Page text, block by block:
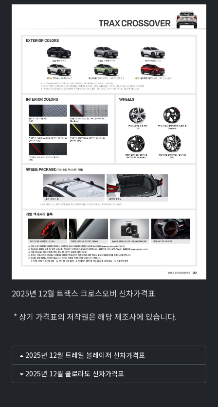
2025년 12월 트랙스 크로스오버 신차가격표
* 상기 가격표의 저작권은 해당 제조사에 있습니다.
2025년 12월 트레일 블레이저 신차가격표
2025년 12월 콜로라도 신차가격표